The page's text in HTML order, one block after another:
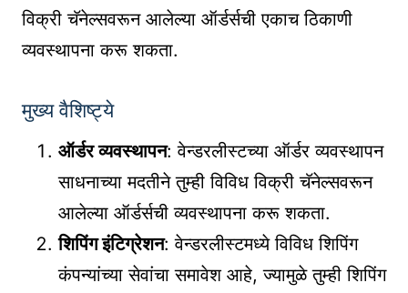
विक्री चॅनेल्सवरून आलेल्या ऑर्डर्सची एकाच ठिकाणी
व्यवस्थापना करू शकता.
मुख्य वैशिष्ट्ये
ऑर्डर व्यवस्थापन: वेन्डरलीस्टच्या ऑर्डर व्यवस्थापन
साधनाच्या मदतीने तुम्ही विविध विक्री चॅनेल्सवरून
आलेल्या ऑर्डर्सची व्यवस्थापना करू शकता.
शिपिंग इंटिग्रेशन: वेन्डरलीस्टमध्ये विविध शिपिंग
कंपन्यांच्या सेवांचा समावेश आहे, ज्यामुळे तुम्ही शिपिंग